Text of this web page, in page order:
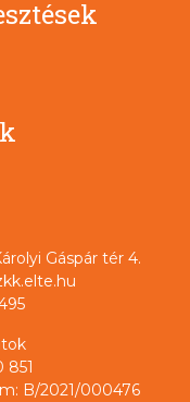
Gáspár tér 4.
851
B/2021/000476